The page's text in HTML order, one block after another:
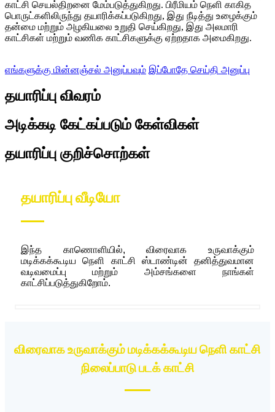
காட்சி செயல்திறனை மேம்படுத்துகிறது. பிரீமியம் நெளி காகித
பொருட்களிலிருந்து தயாரிக்கப்படுகிறது, இது நீடித்து உழைக்கும்
தன்மை மற்றும் அழகியலை உறுதி செய்கிறது, இது அலமாரி
காட்சிகள் மற்றும் வணிக காட்சிகளுக்கு ஏற்றதாக அமைகிறது.
எங்களுக்கு மின்னஞ்சல் அனுப்பவும் இப்போதே செய்தி அனுப்பு
தயாரிப்பு விவரம்
அடிக்கடி கேட்கப்படும் கேள்விகள்
தயாரிப்பு குறிச்சொற்கள்
தயாரிப்பு வீடியோ
இந்த காணொளியில், விரைவாக உருவாக்கும்
மடிக்கக்கூடிய நெளி காட்சி ஸ்டாண்டின் தனித்துவமான
வடிவமைப்பு மற்றும் அம்சங்களை நாங்கள்
காட்சிப்படுத்துகிறோம்.
விரைவாக உருவாக்கும் மடிக்கக்கூடிய நெளி காட்சி
நிலைப்பாடு படக் காட்சி